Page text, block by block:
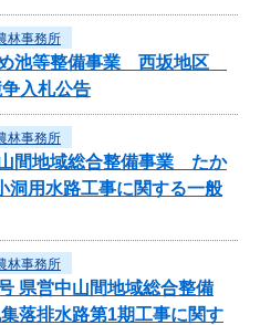
林事務所
め池等整備事業 西坂地区
入札公告
林事務所
間地域総合整備事業 たか
用水路工事に関する一般
林事務所
県営中山間地域総合整備
落排水路第1期工事に関す